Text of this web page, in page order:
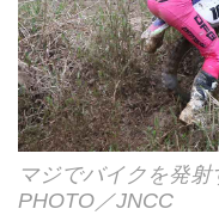
マジでバイクを発
PHOTO／JNCC